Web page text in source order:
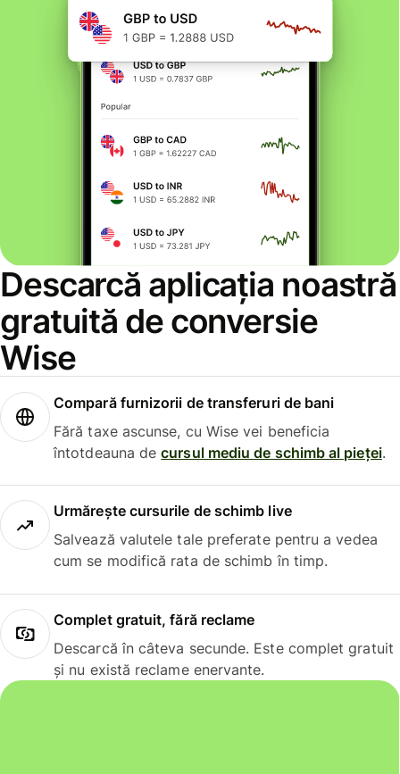
Descarcă aplicația noastră
gratuită de conversie
Wise
Compară furnizorii de transferuri de bani
Fără taxe ascunse, cu Wise vei beneficia
întotdeauna decursul mediu de schimb al pieței.
Urmărește cursurile de schimb live
Salvează valutele tale preferate pentru a vedea
cum se modifică rata de schimb în timp.
Complet gratuit, fără reclame
Descarcă în câteva secunde. Este complet gratuit
și nu există reclame enervante.